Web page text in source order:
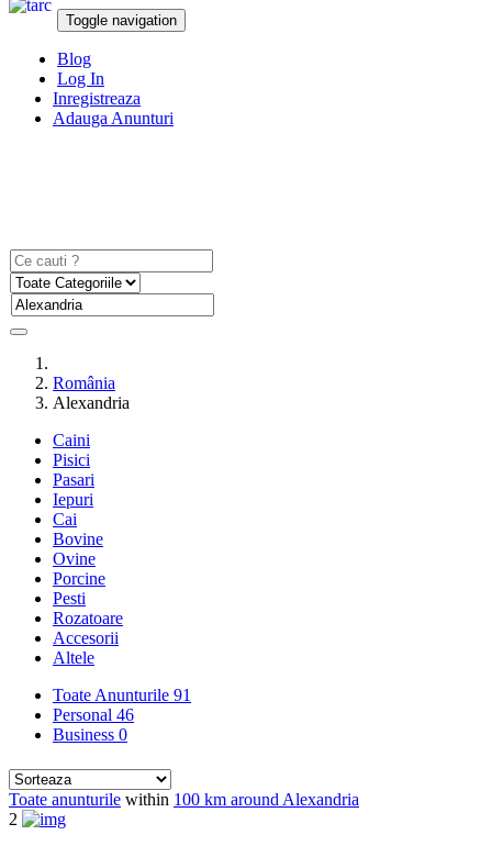
Toggle navigation
Blog
Log In
Inregistreaza
Adauga Anunturi
România
Alexandria
Caini
Pisici
Pasari
Iepuri
Cai
Bovine
Ovine
Porcine
Pesti
Rozatoare
Accesorii
Altele
Toate Anunturile 91
Personal 46
Business 0
Toate anunturile within 100 km around Alexandria
2